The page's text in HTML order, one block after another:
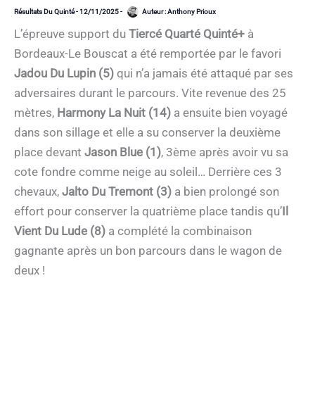
Résultats Du Quinté-12/11/2025- Auteur :Anthony Prioux
L’épreuve support du Tiercé Quarté Quinté+ à
Bordeaux-Le Bouscat a été remportée par le favori
Jadou Du Lupin (5) qui n’a jamais été attaqué par ses
adversaires durant le parcours. Vite revenue des 25
mètres, Harmony La Nuit (14) a ensuite bien voyagé
dans son sillage et elle a su conserver la deuxième
place devant Jason Blue (1), 3ème après avoir vu sa
cote fondre comme neige au soleil… Derrière ces 3
chevaux, Jalto Du Tremont (3) a bien prolongé son
effort pour conserver la quatrième place tandis qu’Il
Vient Du Lude (8) a complété la combinaison
gagnante après un bon parcours dans le wagon de
deux !